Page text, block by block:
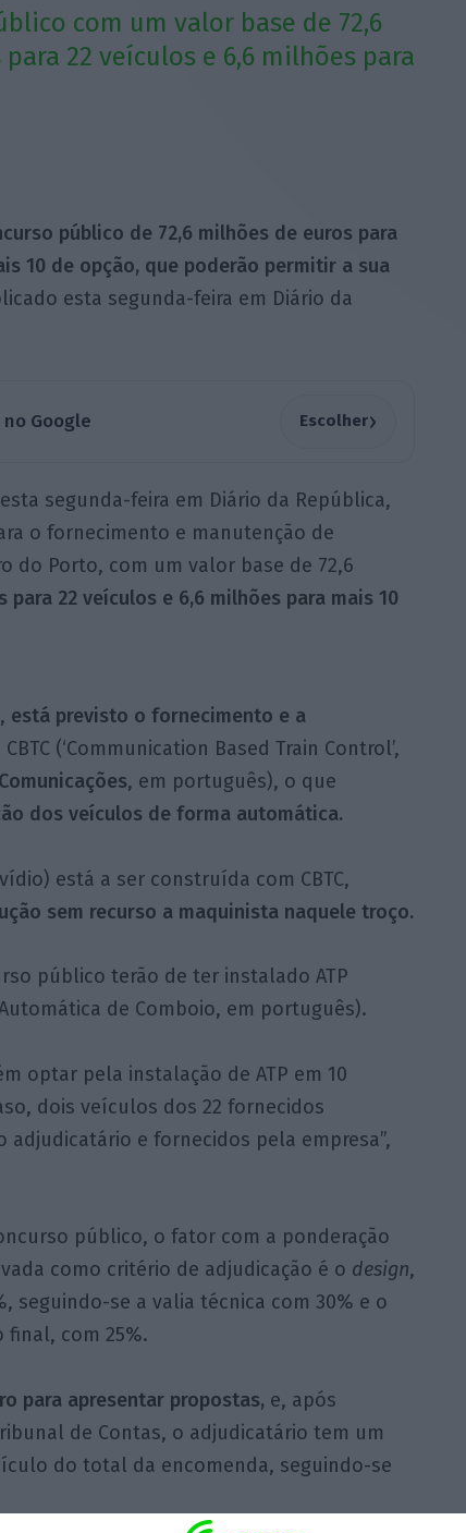
com um valor base de 72,6
22 veículos e 6,6 milhões para
público de 72,6 milhões de euros para
10 de opção, que poderão permitir a sua
esta segunda-feira em Diário da
Google Escolher›
segunda-feira em Diário da República,
o fornecimento e manutenção de
do Porto, com um valor base de 72,6
para 22 veículos e 6,6 milhões para mais 10
está previsto o fornecimento e a
(‘Communication Based Train Control’,
, em português), o que
dos veículos de forma automática.
está a ser construída com CBTC,
sem recurso a maquinista naquele troço.
público terão de ter instalado ATP
de Comboio, em português).
optar pela instalação de ATP em 10
dois veículos dos 22 fornecidos
adjudicatário e fornecidos pela empresa”,
público, o fator com a ponderação
como critério de adjudicação é o design,
seguindo-se a valia técnica com 30% e o
final, com 25%.
para apresentar propostas, e, após
de Contas, o adjudicatário tem um
do total da encomenda, seguindo-se